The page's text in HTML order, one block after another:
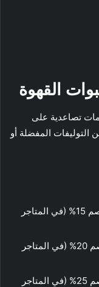
تصاعدية على
التوليفات المفضلة أو
شراء 8 عبوات قهوة والحصول على خصم 15% (في المتاجر
شراء 12 عبوة قهوة والحصول على خصم 20% (في المتاجر
شراء 15 عبوة قهوة والحصول على خصم 25% (في المتاجر